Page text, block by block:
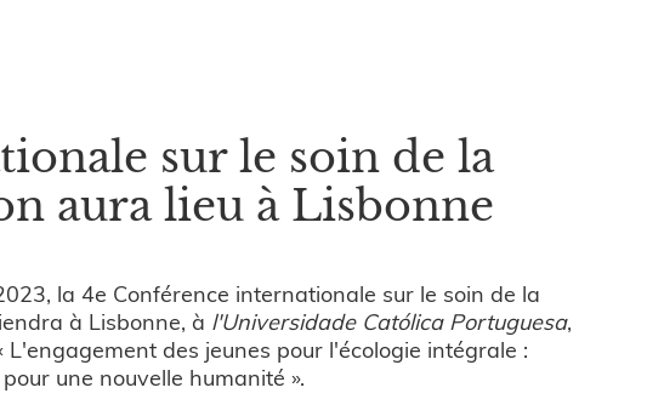
sur le soin de la
aura lieu à Lisbonne
la 4e Conférence internationale sur le soin de la
à Lisbonne, à l'Universidade Católica Portuguesa,
L'engagement des jeunes pour l'écologie intégrale :
une nouvelle humanité ».